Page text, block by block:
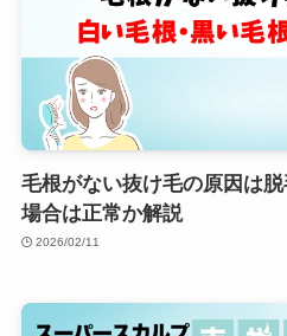
毛根がない抜け毛の原因は
場合は正常か解説
2026/02/11